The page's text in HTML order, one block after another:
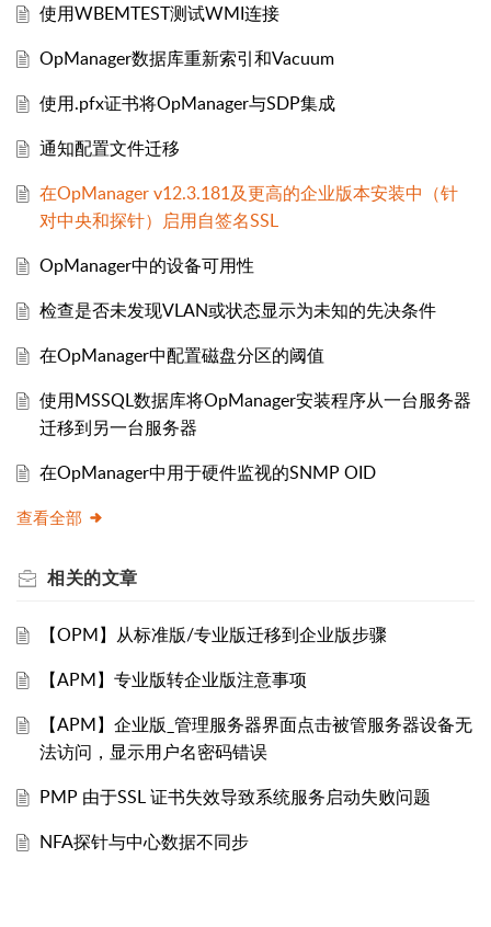
使用WBEMTEST测试WMI连接
OpManager数据库重新索引和Vacuum
使用.pfx证书将OpManager与SDP集成
通知配置文件迁移
在OpManager v12.3.181及更高的企业版本安装中（针
对中央和探针）启用自签名SSL
OpManager中的设备可用性
检查是否未发现VLAN或状态显示为未知的先决条件
在OpManager中配置磁盘分区的阈值
使用MSSQL数据库将OpManager安装程序从一台服务器
迁移到另一台服务器
在OpManager中用于硬件监视的SNMP OID
查看全部
相关的文章
【OPM】从标准版/专业版迁移到企业版步骤
【APM】专业版转企业版注意事项
【APM】企业版_管理服务器界面点击被管服务器设备无
法访问，显示用户名密码错误
PMP 由于SSL 证书失效导致系统服务启动失败问题
NFA探针与中心数据不同步